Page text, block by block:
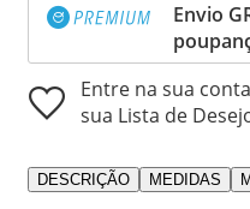
Envio
Entre na sua
sua Lista de
DESCRIÇÃO MEDIDAS